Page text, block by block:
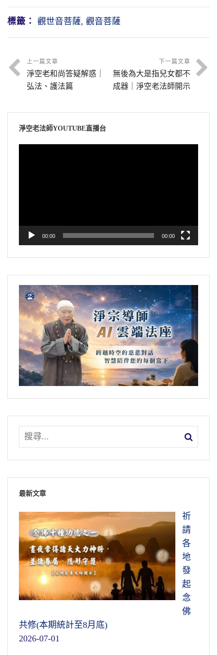
標籤： 觀世音菩薩, 觀音菩薩
上一篇文章
淨空老和尚答疑解惑｜
弘法、護法篇
下一篇文章
無後為大是指兒女都不
成器｜淨空老法師開示
淨空老法師YOUTUBE直播台
00:00 00:00
最新文章
祈
請
各
地
發
起
念
佛
共修(本期統計至8月底)
2026-07-01